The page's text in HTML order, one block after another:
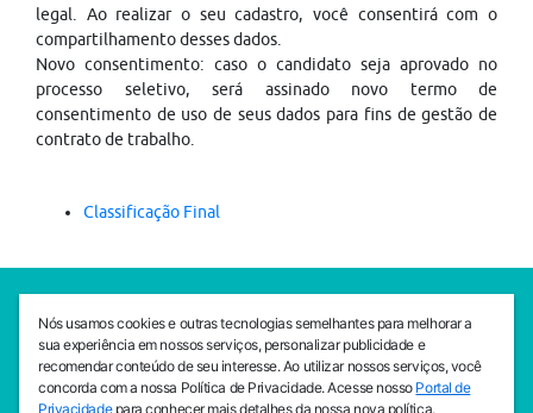
legal. Ao realizar o seu cadastro, você consentirá com o
compartilhamento desses dados.
Novo consentimento: caso o candidato seja aprovado no
processo seletivo, será assinado novo termo de
consentimento de uso de seus dados para fins de gestão de
contrato de trabalho.
Classificação Final
SEDE CEJAM
Av. da Liberdade, 765, Liberdade, São Paulo, 01503-001
(11) 3469 - 1818
INSTITUTO CEJAM
Nós usamos cookies e outras tecnologias semelhantes para melhorar a
sua experiência em nossos serviços, personalizar publicidade e
recomendar conteúdo de seu interesse. Ao utilizar nossos serviços, você
concorda com a nossa Política de Privacidade. Acesse nosso Portal de
Privacidadepara conhecer mais detalhes da nossa nova política.